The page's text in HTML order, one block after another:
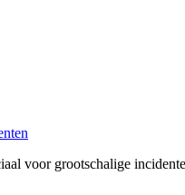
voor grootschalige